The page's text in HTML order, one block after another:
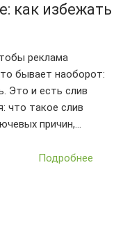
как избежать
реклама
бывает наоборот:
Это и есть слив
что такое слив
причин,…
Подробнее